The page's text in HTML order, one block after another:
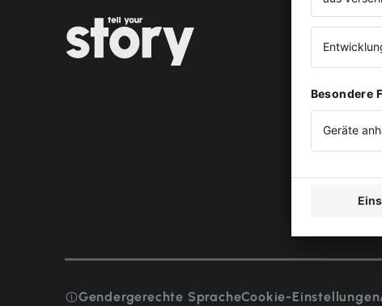
Alle
Podcast
Events
SC
Gendergerechte SpracheCookie-Einstellungen